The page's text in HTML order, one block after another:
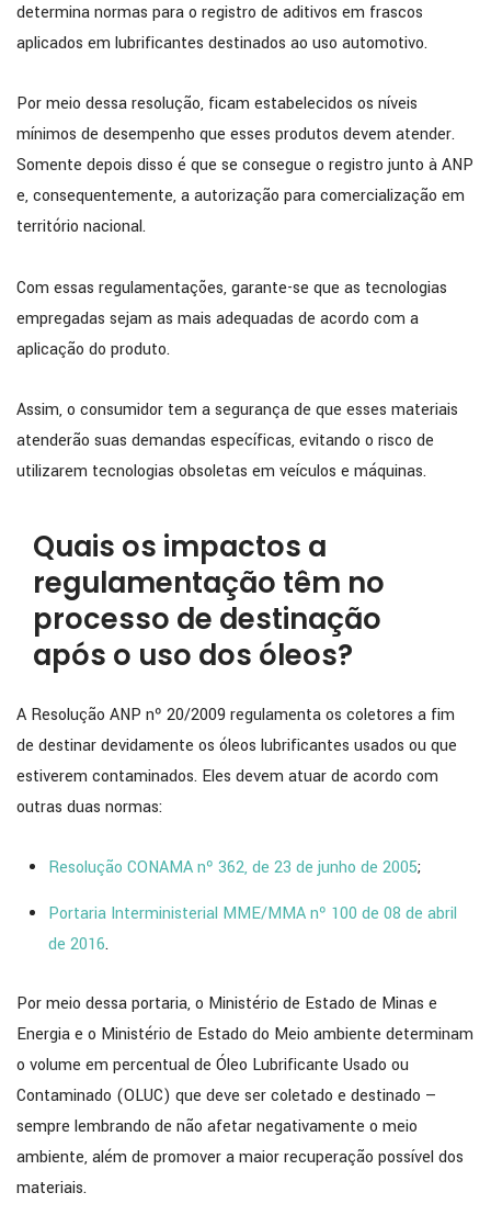
determina normas para o registro de aditivos em frascos
aplicados em lubrificantes destinados ao uso automotivo.
Por meio dessa resolução, ficam estabelecidos os níveis
mínimos de desempenho que esses produtos devem atender.
Somente depois disso é que se consegue o registro junto à ANP
e, consequentemente, a autorização para comercialização em
território nacional.
Com essas regulamentações, garante-se que as tecnologias
empregadas sejam as mais adequadas de acordo com a
aplicação do produto.
Assim, o consumidor tem a segurança de que esses materiais
atenderão suas demandas específicas, evitando o risco de
utilizarem tecnologias obsoletas em veículos e máquinas.
Quais os impactos a
regulamentação têm no
processo de destinação
após o uso dos óleos?
A Resolução ANP nº 20/2009 regulamenta os coletores a fim
de destinar devidamente os óleos lubrificantes usados ou que
estiverem contaminados. Eles devem atuar de acordo com
outras duas normas:
Resolução CONAMA nº 362, de 23 de junho de 2005;
Portaria Interministerial MME/MMA nº 100 de 08 de abril
de 2016.
Por meio dessa portaria, o Ministério de Estado de Minas e
Energia e o Ministério de Estado do Meio ambiente determinam
o volume em percentual de Óleo Lubrificante Usado ou
Contaminado (OLUC) que deve ser coletado e destinado —
sempre lembrando de não afetar negativamente o meio
ambiente, além de promover a maior recuperação possível dos
materiais.